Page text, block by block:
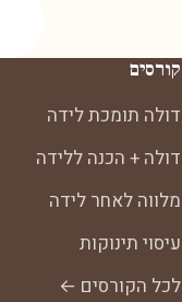
קורסים
דולה תומכת לידה
דולה + הכנה ללידה
מלווה לאחר לידה
עיסוי תינוקות
לכל הקורסים ←